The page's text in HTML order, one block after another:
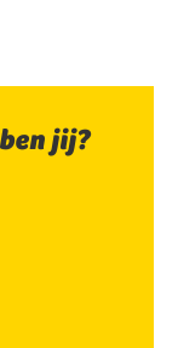
jij?